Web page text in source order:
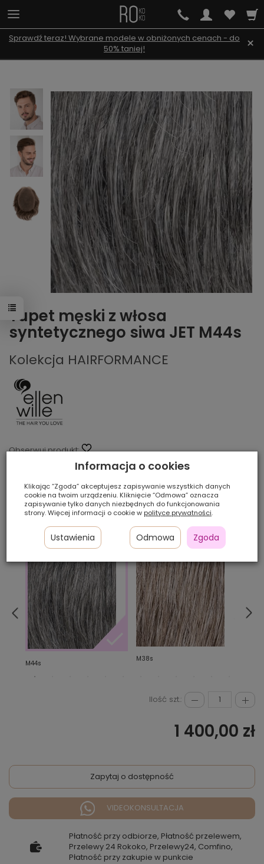
Sprawdź teraz! Wybrane modele w obniżonych cenach - do
50% taniej!
×
Tupet męski z włosa
syntetycznego siwa JET M44s
Kolekcja HAIRFORMANCE
Obserwuj produkt:
Ellen Wille
To jest wyrób medyczny. Używaj go zgodnie z instrukcją
używania lub etykietą.
WYBIERZ KOLOR:
M44s
M38s
Ilość szt.:
1 400,00 zł
Zapytaj o dostępność
VIDEOKONSULTACJA
Płatność przy odbiorze, Płatność przelewem,
Przelewy 24 Rokoko, Przelewy24, Comfino,
Płatność przy zakupie w punkcie
Informacja o cookies
Klikając “Zgoda” akceptujesz zapisywanie wszystkich danych
cookie na twoim urządzeniu. Kliknięcie “Odmowa” oznacza
zapisywanie tylko danych niezbędnych do funkcjonowania
strony. Więcej informacji o cookie w polityce prywatności.
Ustawienia Odmowa Zgoda